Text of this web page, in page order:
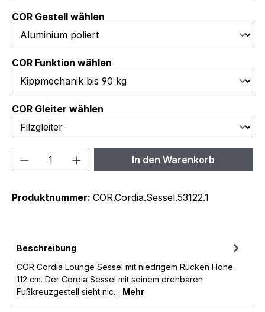
COR Gestell wählen
COR Funktion wählen
COR Gleiter wählen
Produkt Anzahl: Gib denIn den Warenkorb
Produktnummer: COR.Cordia.Sessel.53122.1
Beschreibung
COR Cordia Lounge Sessel mit niedrigem Rücken Höhe
112 cm. Der Cordia Sessel mit seinem drehbaren
Fußkreuzgestell sieht nic… Mehr